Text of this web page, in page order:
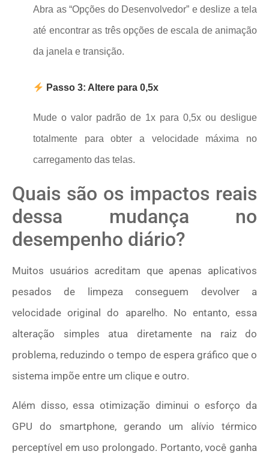
Abra as “Opções do Desenvolvedor” e deslize a tela
até encontrar as três opções de escala de animação
da janela e transição.
Passo 3: Altere para 0,5x
Mude o valor padrão de 1x para 0,5x ou desligue
totalmente para obter a velocidade máxima no
carregamento das telas.
Quais são os impactos reais
dessa mudança no
desempenho diário?
Muitos usuários acreditam que apenas aplicativos
pesados de limpeza conseguem devolver a
velocidade original do aparelho. No entanto, essa
alteração simples atua diretamente na raiz do
problema, reduzindo o tempo de espera gráfico que o
sistema impõe entre um clique e outro.
Além disso, essa otimização diminui o esforço da
GPU do smartphone, gerando um alívio térmico
perceptível em uso prolongado. Portanto, você ganha